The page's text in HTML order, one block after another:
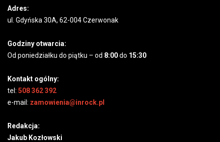
Adres:
ul. Gdyńska 30A, 62-004 Czerwonak
Godziny otwarcia:
Od poniedziałku do piątku – od 8:00do 15:30
Kontakt ogólny:
tel: 508 362 392
e-mail: zamowienia@inrock.pl
Redakcja:
Jakub Kozłowski